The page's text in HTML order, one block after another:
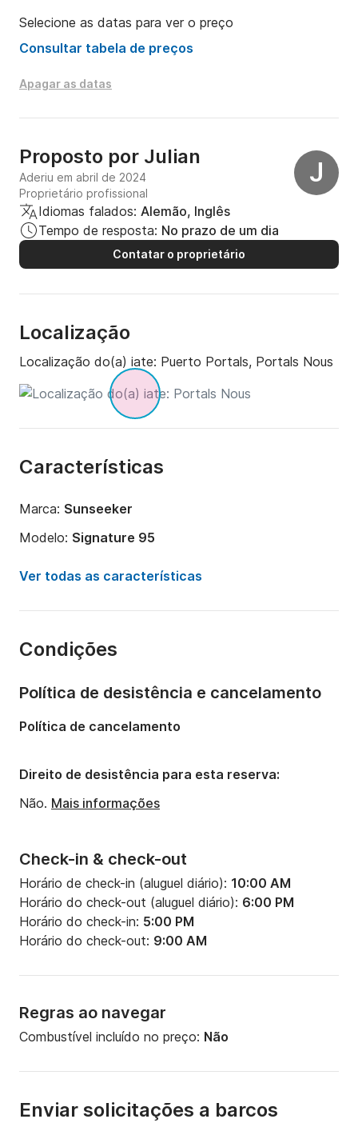
pullmans duplos
Selecione as datas para ver o preço
Consultar tabela de preços
Apagar as datas
J
Proposto por Julian
Aderiu em abril de 2024
Proprietário profissional
Idiomas falados: Alemão, Inglês
Tempo de resposta: No prazo de um dia
Contatar o proprietário
Localização
Localização do(a) iate: Puerto Portals, Portals Nous
Características
Marca: Sunseeker
Modelo: Signature 95
Tripulação:4 membros
Potência do motor: 4000cv
Ver todas as características
Condições
Check-in & check-out
Horário de check-in (aluguel diário): 10:00 AM
Horário do check-out (aluguel diário): 6:00 PM
Horário do check-in: 5:00 PM
Horário do check-out: 9:00 AM
Regras ao navegar
Combustível incluído no preço: Não
Política de desistência e cancelamento
Política de cancelamento
Direito de desistência para esta reserva:
Não. Mais informações
Enviar solicitações a barcos